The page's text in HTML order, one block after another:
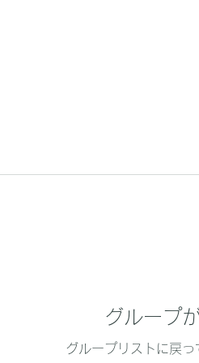
グループ
グループリストに戻っ